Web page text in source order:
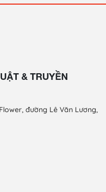
& TRUYỀN
đường Lê Văn Lương,